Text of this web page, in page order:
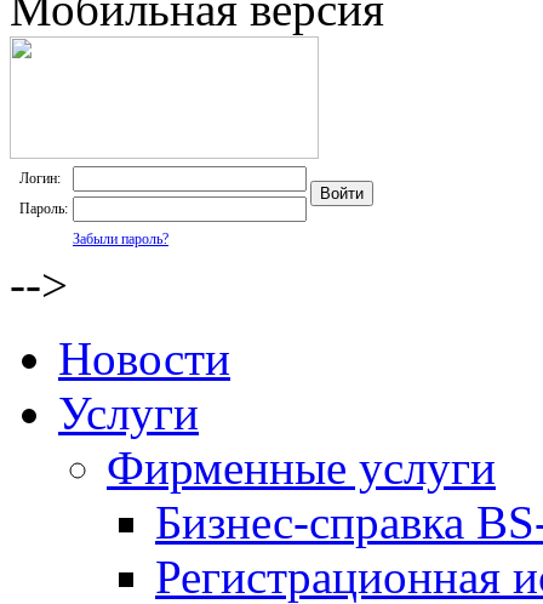
Логин:
Пароль:
Забыли пароль?
-->
Новости
Услуги
Фирменные услуги
Бизнес-справка
Регистрационная